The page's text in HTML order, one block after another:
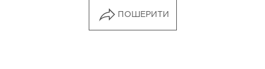
ПОШЕРИТИ